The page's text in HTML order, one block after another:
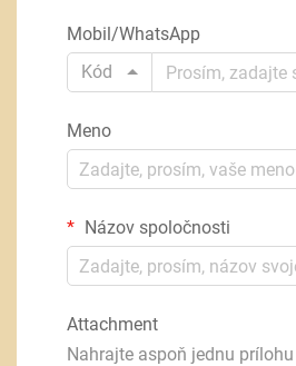
Mobil/WhatsApp
Kód
Meno
Názov spoločnosti
Attachment
Nahrajte aspoň jednu prílohu